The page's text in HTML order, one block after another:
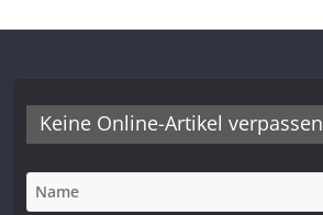
Keine Online-Artikel verpassen